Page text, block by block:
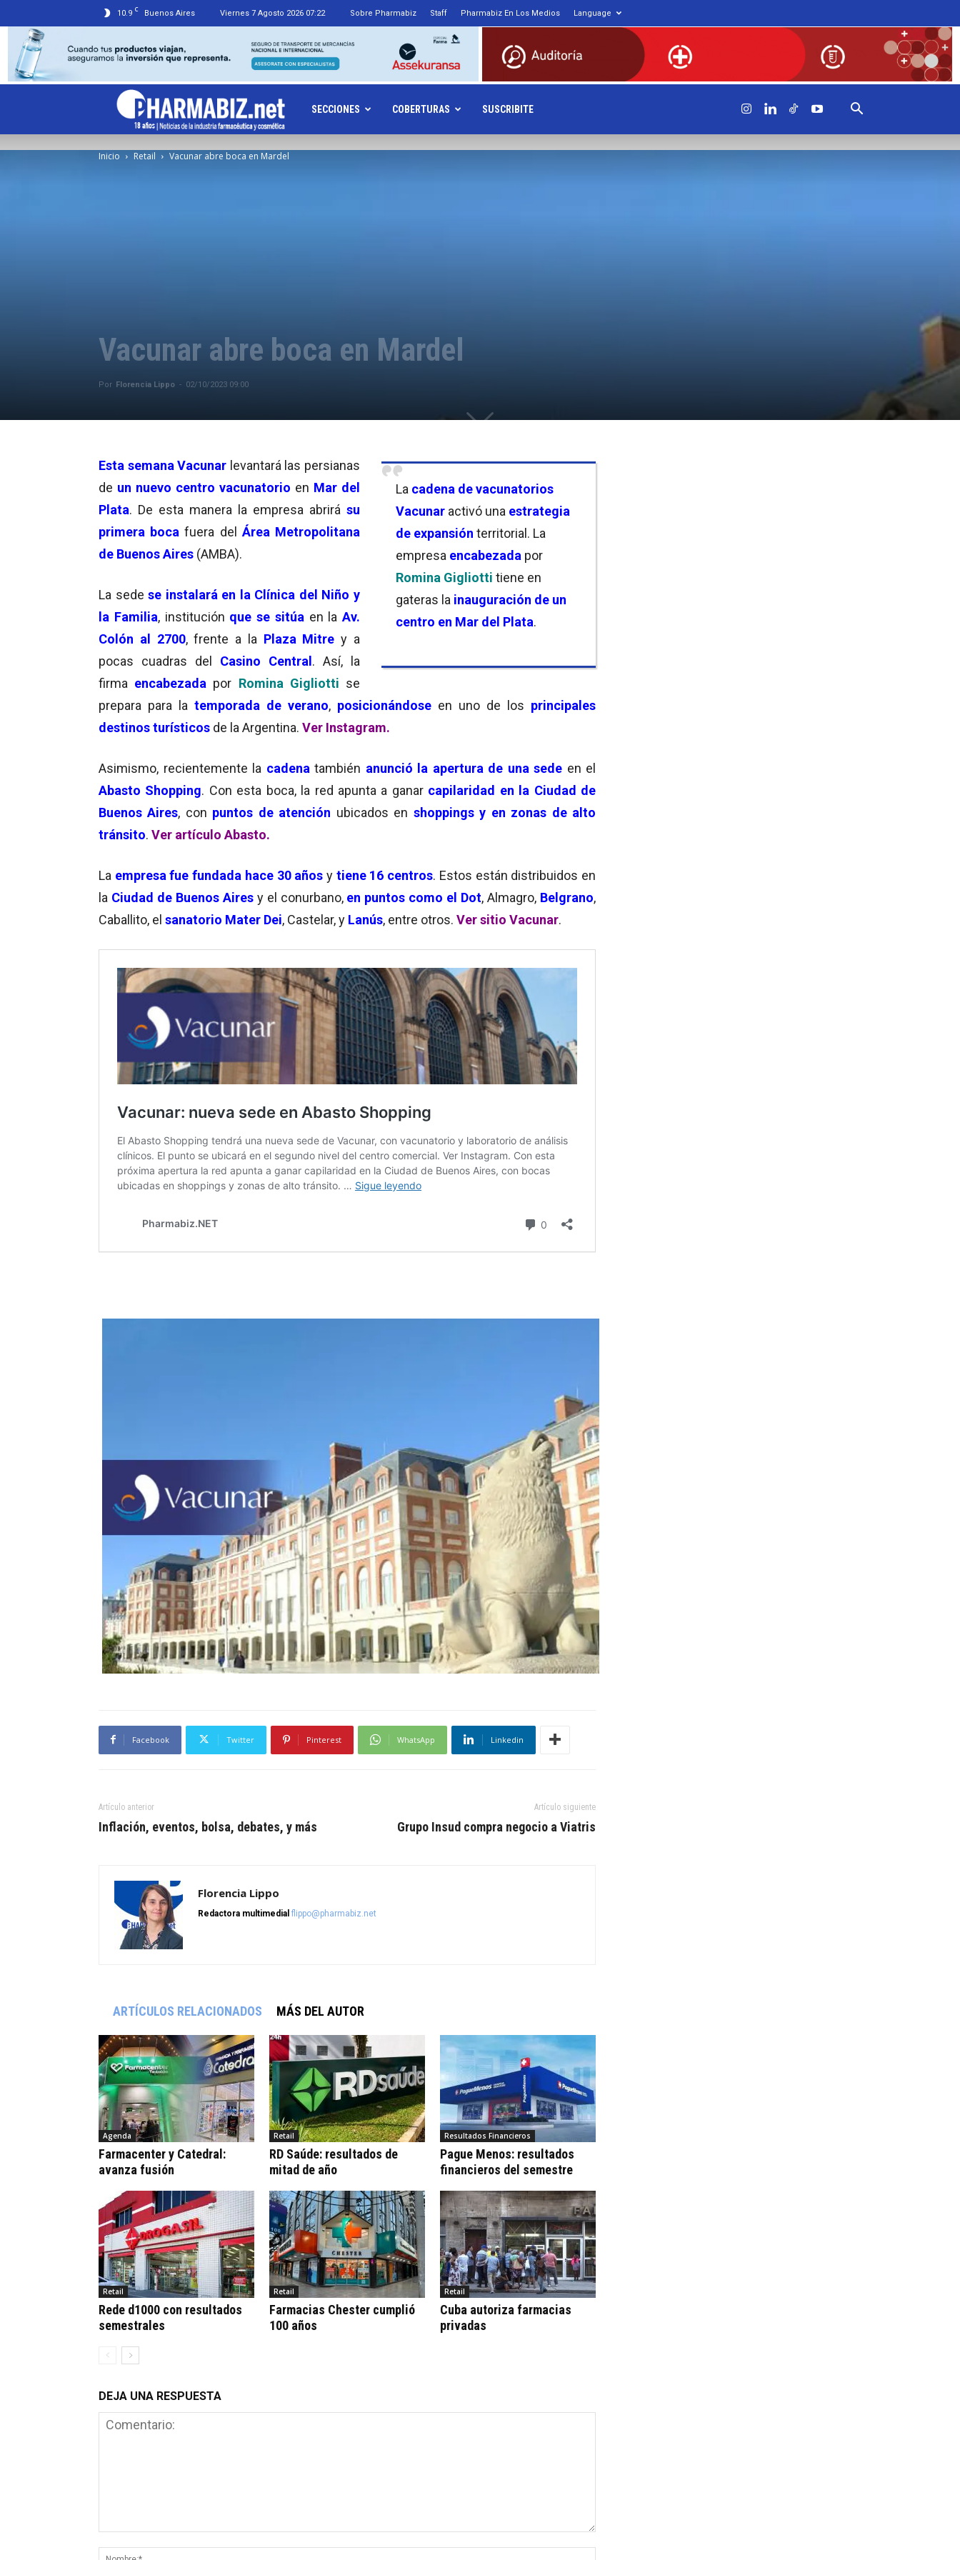
10.9 C Buenos Aires Viernes 7 Agosto 2026 07:22 Sobre Pharmabiz Staff Pharmabiz En Los Medios Language
Pharmabiz.NET
SECCIONES COBERTURAS SUSCRIBITE
Inicio Retail Vacunar abre boca en Mardel
Vacunar abre boca en Mardel
Por Florencia Lippo - 02/10/2023 09:00
La cadena de vacunatorios
Vacunar activó una estrategia
de expansión territorial. La
empresa encabezada por
Romina Gigliotti tiene en
gateras la inauguración de un
centro en Mar del Plata.
Esta semana Vacunar levantará las persianas
de un nuevo centro vacunatorio en Mar del
Plata. De esta manera la empresa abrirá su
primera boca fuera del Área Metropolitana
de Buenos Aires (AMBA).
La sedese instalará en la Clínica del Niño y
la Familia, institución que se sitúa en la Av.
Colón al 2700, frente a la Plaza Mitre y a
pocas cuadras del Casino Central. Así, la
firma encabezada por Romina Gigliotti se
prepara para la temporada de verano, posicionándose en uno de los principales
destinos turísticos de la Argentina. Ver Instagram.
Asimismo, recientemente la cadena también anunció la apertura de una sede en el
Abasto Shopping. Con esta boca, la red apunta a ganarcapilaridad en la Ciudad de
Buenos Aires, con puntos de atención ubicados en shoppings y en zonas de alto
tránsito. Ver artículo Abasto.
La empresa fue fundada hace 30 años y tiene 16 centros. Estos están distribuidos en
la Ciudad de Buenos Airesy el conurbano,en puntos como el Dot, Almagro, Belgrano,
Caballito, el sanatorio Mater Dei, Castelar, y Lanús, entre otros. Ver sitio Vacunar.
Facebook Twitter Pinterest WhatsApp Linkedin
Artículo anterior
Inflación, eventos, bolsa, debates, y más
Artículo siguiente
Grupo Insud compra negocio a Viatris
Florencia Lippo
Redactora multimedial flippo@pharmabiz.net
ARTÍCULOS RELACIONADOS MÁS DEL AUTOR
Agenda
Farmacenter y Catedral:
avanza fusión
Retail
RD Saúde: resultados de
mitad de año
Resultados Financieros
Pague Menos: resultados
financieros del semestre
Retail
Rede d1000 con resultados
semestrales
Retail
Farmacias Chester cumplió
100 años
Retail
Cuba autoriza farmacias
privadas
DEJA UNA RESPUESTA